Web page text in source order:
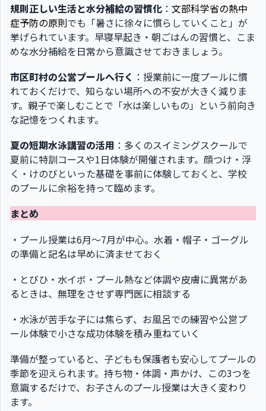
規則正しい生活と水分補給の習慣化 ： 文部科学省の熱中
症予防の原則でも「暑さに徐々に慣らしていくこと」が
挙げられています。早寝早起き・朝ごはんの習慣と、こま
めな水分補給を日常から意識させておきましょう。
市区町村の公営プールへ行く ：授業前に一度プールに慣
れておくだけで、知らない場所への不安が大きく減りま
す。親子で楽しむことで「水は楽しいもの」という前向き
な記憶をつくれます。
夏の短期水泳講習の活用 ：多くのスイミングスクールで
夏前に特訓コースや1日体験が開催されます。顔つけ・浮
く・けのびといった基礎を事前に体験しておくと、学校
のプールに余裕を持って臨めます。
まとめ
・プール授業は6月〜7月が中心。水着・帽子・ゴーグル
の準備と記名は早めに済ませておく
・とびひ・水イボ・プール熱など体調や皮膚に異常があ
るときは、無理をさせず専門医に相談する
・水泳が苦手な子には焦らず、お風呂での練習や公営プ
ール体験で小さな成功体験を積み重ねていく
準備が整っていると、子どもも保護者も安心してプールの
季節を迎えられます。持ち物・体調・声かけ、この3つを
意識するだけで、お子さんのプール授業は大きく変わり
ます。